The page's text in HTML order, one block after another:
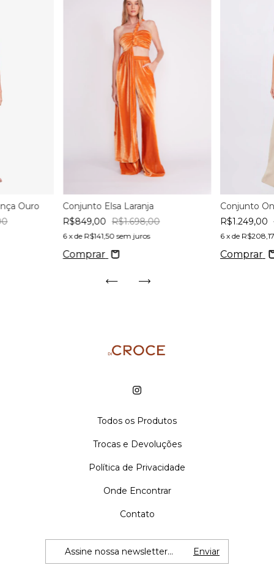
Ouro
Conjunto Elsa Laranja
R$849,00 R$1.698,00
6 x de R$141,50 sem juros
Comprar
Conjunto
R$1.249,00
6 x de
Comprar
Todos os Produtos
Trocas e Devoluções
Política de Privacidade
Onde Encontrar
Contato